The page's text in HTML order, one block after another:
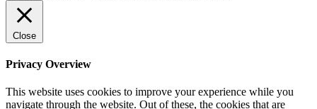
Close
Privacy Overview
This website uses cookies to improve your experience while you
navigate through the website. Out of these, the cookies that are